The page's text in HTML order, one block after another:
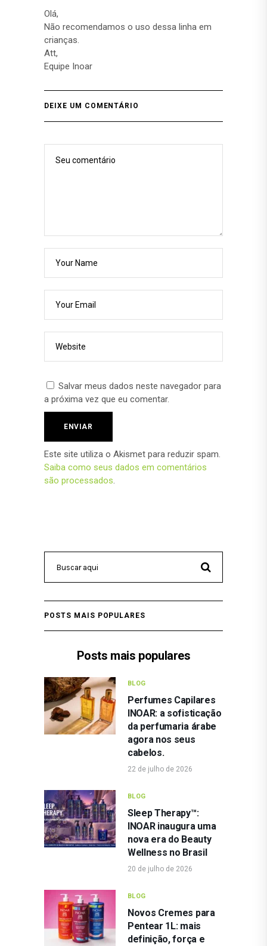
Olá,
Não recomendamos o uso dessa linha em
crianças.
Att,
Equipe Inoar
DEIXE UM COMENTÁRIO
Salvar meus dados neste navegador para
a próxima vez que eu comentar.
Este site utiliza o Akismet para reduzir spam.
Saiba como seus dados em comentários
são processados.
POSTS MAIS POPULARES
Posts mais populares
BLOG
Perfumes Capilares
INOAR: a sofisticação
da perfumaria árabe
agora nos seus
cabelos.
22 de julho de 2026
BLOG
Sleep Therapy™:
INOAR inaugura uma
nova era do Beauty
Wellness no Brasil
20 de julho de 2026
BLOG
Novos Cremes para
Pentear 1L: mais
definição, força e